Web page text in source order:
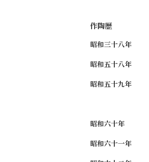
作陶歴
昭和三十八年
昭和五十八年
昭和五十九年
昭和六十年
昭和六十一年